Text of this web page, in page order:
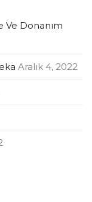
Ve Donanım
Aralık 4, 2022